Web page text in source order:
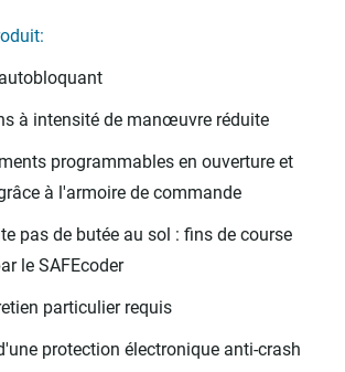
à intensité de manœuvre réduite
programmables en ouverture et
à l'armoire de commande
pas de butée au sol : fins de course
le SAFEcoder
particulier requis
protection électronique anti-crash